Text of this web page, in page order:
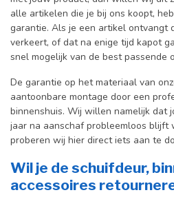
alle artikelen die je bij ons koopt,
garantie. Als je een artikel ontvangt
verkeert, of dat na enige tijd kapot
snel mogelijk van de best passende
De garantie op het materiaal van
aantoonbare montage door een
binnenshuis. Wij willen namelijk dat
jaar na aanschaf probleemloos blijft
proberen wij hier direct iets aan te
Wil je de schuifdeur,
accessoires